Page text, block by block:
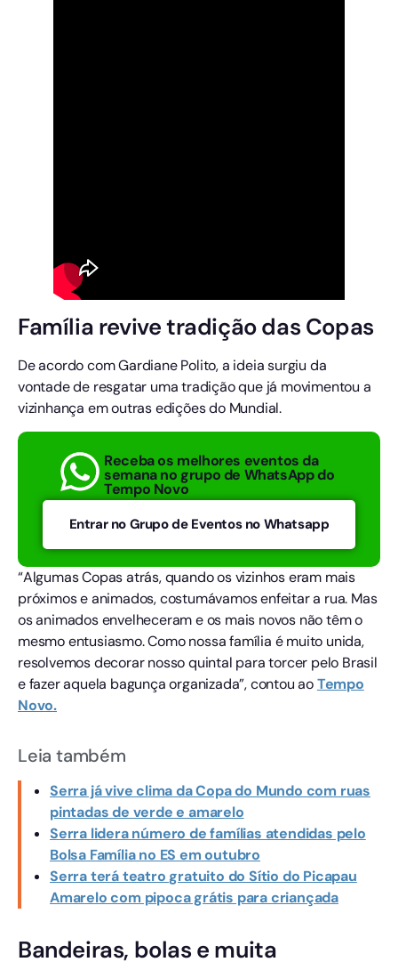
Família revive tradição das Copas
De acordo com Gardiane Polito, a ideia surgiu da
vontade de resgatar uma tradição que já movimentou a
vizinhança em outras edições do Mundial.
Receba os melhores eventos da
semana no grupo de WhatsApp do
Tempo Novo
Entrar no Grupo de Eventos no Whatsapp
“Algumas Copas atrás, quando os vizinhos eram mais
próximos e animados, costumávamos enfeitar a rua. Mas
os animados envelheceram e os mais novos não têm o
mesmo entusiasmo. Como nossa família é muito unida,
resolvemos decorar nosso quintal para torcer pelo Brasil
e fazer aquela bagunça organizada”, contou aoTempo
Novo.
Leia também
Serra já vive clima da Copa do Mundo com ruas
pintadas de verde e amarelo
Serra lidera número de famílias atendidas pelo
Bolsa Família no ES em outubro
Serra terá teatro gratuito do Sítio do Picapau
Amarelo com pipoca grátis para criançada
Bandeiras, bolas e muita